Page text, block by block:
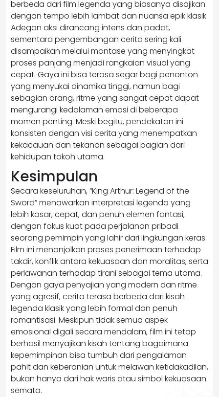
berbeda dari film legenda yang biasanya disajikan
dengan tempo lebih lambat dan nuansa epik klasik.
Adegan aksi dirancang intens dan padat,
sementara pengembangan cerita sering kali
disampaikan melalui montase yang menyingkat
proses panjang menjadi rangkaian visual yang
cepat. Gaya ini bisa terasa segar bagi penonton
yang menyukai dinamika tinggi, namun bagi
sebagian orang, ritme yang sangat cepat dapat
mengurangi kedalaman emosi di beberapa
momen penting. Meski begitu, pendekatan ini
konsisten dengan visi cerita yang menempatkan
kekacauan dan tekanan sebagai bagian dari
kehidupan tokoh utama.
Kesimpulan
Secara keseluruhan, “King Arthur: Legend of the
Sword” menawarkan interpretasi legenda yang
lebih kasar, cepat, dan penuh elemen fantasi,
dengan fokus kuat pada perjalanan pribadi
seorang pemimpin yang lahir dari lingkungan keras.
Film ini menonjolkan proses penerimaan terhadap
takdir, konflik antara kekuasaan dan moralitas, serta
perlawanan terhadap tirani sebagai tema utama.
Dengan gaya penyajian yang modern dan ritme
yang agresif, cerita terasa berbeda dari kisah
legenda klasik yang lebih formal dan penuh
romantisasi. Meskipun tidak semua aspek
emosional digali secara mendalam, film ini tetap
berhasil menyajikan kisah tentang bagaimana
kepemimpinan bisa tumbuh dari pengalaman
pahit dan keberanian untuk melawan ketidakadilan,
bukan hanya dari hak waris atau simbol kekuasaan
semata.